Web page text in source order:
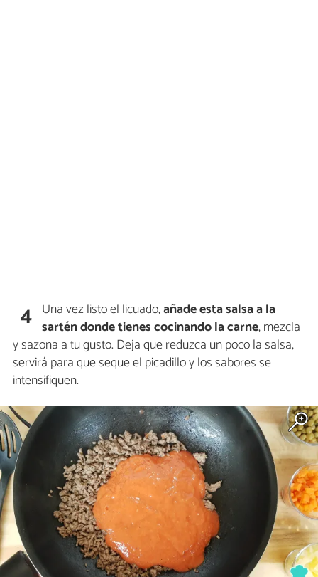
4 Una vez listo el licuado,añade esta salsa a la
sarténdonde tienes cocinando la carne, mezcla
y sazona a tu gusto. Deja que reduzca un poco la salsa,
servirá para que seque el picadillo y los sabores se
intensifiquen.